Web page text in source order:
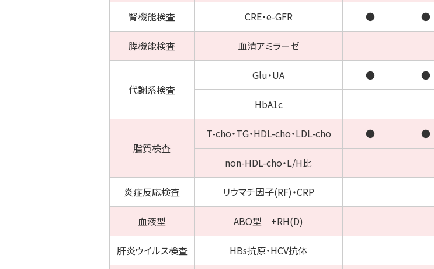
腎機能検査 CRE・e-GFR ● ●
膵機能検査 血清アミラーゼ
代謝系検査
Glu・UA ● ●
HbA1c
脂質検査
T-cho・TG・HDL-cho・LDL-cho ● ●
non-HDL-cho・L/H比
炎症反応検査 リウマチ因子(RF)・CRP
血液型 ABO型 +RH(D)
肝炎ウイルス検査 HBs抗原・HCV抗体